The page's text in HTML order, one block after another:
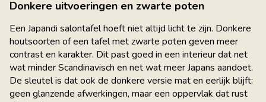
Donkere uitvoeringen en zwarte poten
Een Japandi salontafel hoeft niet altijd licht te zijn. Donkere
houtsoorten of een tafel met zwarte poten geven meer
contrast en karakter. Dit past goed in een interieur dat net
wat minder Scandinavisch en net wat meer Japans aandoet.
De sleutel is dat ook de donkere versie mat en eerlijk blijft:
geen glanzende afwerkingen, maar een oppervlak dat rust